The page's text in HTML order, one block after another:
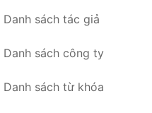
Danh sách tác giả
Danh sách công ty
Danh sách từ khóa